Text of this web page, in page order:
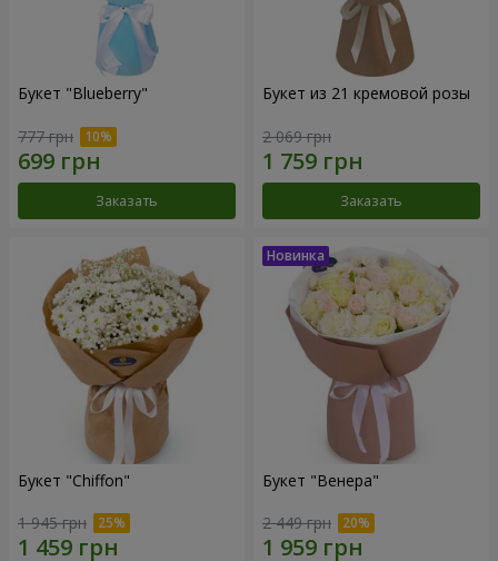
Букет "Blueberry"
777 грн
Заказать
Букет из 21 кремовой розы
2 069 грн
Заказать
Букет "Chiffon"
1 945 грн
Букет "Венера"
2 449 грн